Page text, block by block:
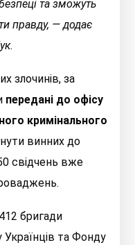
безпеці та зможуть
правду, — додає
злочинів, за
передані до офісу
кримінального
винних до
свідчень вже
бригади
Українців та Фонду